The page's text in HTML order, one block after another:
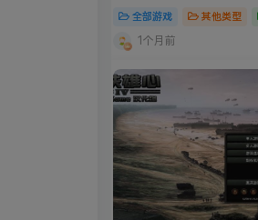
全部游戏 其他类型
1个月前